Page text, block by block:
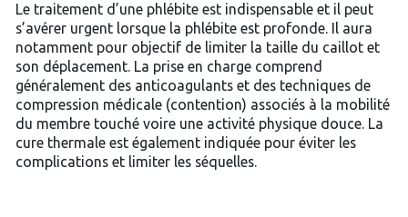
Le traitement d’une phlébite est indispensable et il peut
s’avérer urgent lorsque la phlébite est profonde. Il aura
notamment pour objectif de limiter la taille du caillot et
son déplacement. La prise en charge comprend
généralement des anticoagulants et des techniques de
compression médicale (contention) associés à la mobilité
du membre touché voire une activité physique douce. La
cure thermale est également indiquée pour éviter les
complications et limiter les séquelles.